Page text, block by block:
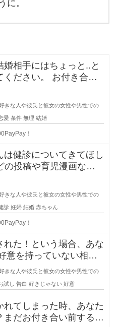
に。
相手にはちょっと..と
。 お付き合い
きな人や彼氏と彼女の女性や男性での
愛 条件 無理 結婚
！
健診についてきてほし
の投稿や育児漫画など
良さそう
きな人や彼氏と彼女の女性や男性での
診 妊婦 結婚 赤ちゃん
！
た！という場合、あな
たり
きな人や彼氏と彼女の女性や男性での
試し 告白 好きじゃない 好意
てしまった時、あなた
だお付き合い前する段